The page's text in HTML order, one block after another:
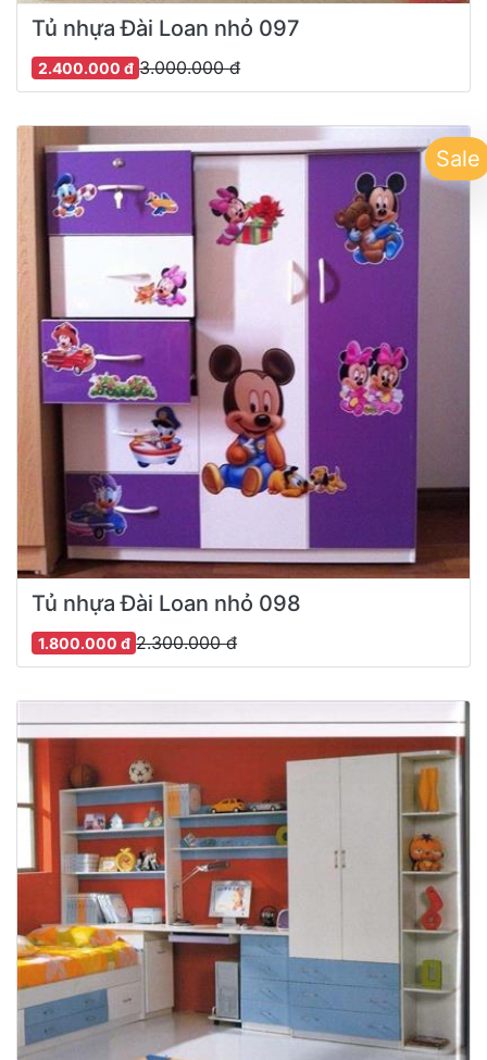
Tủ nhựa Đài Loan nhỏ 097
3.000.000 đ
2.400.000 đ
Sale
Tủ nhựa Đài Loan nhỏ 098
2.300.000 đ
1.800.000 đ